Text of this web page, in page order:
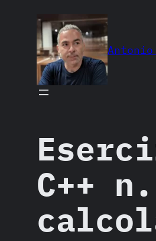
contenuto
C++